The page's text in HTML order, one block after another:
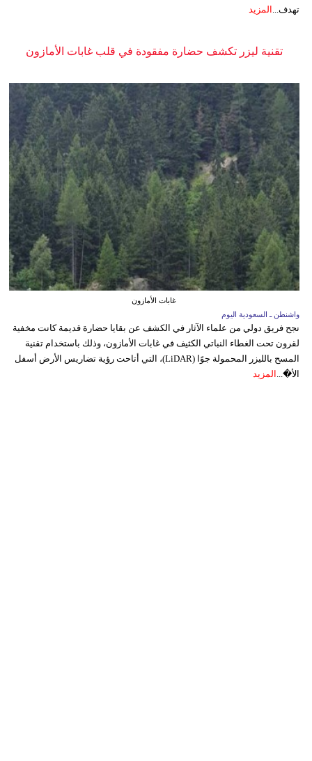
تهدف...
المزيد
تقنية ليزر تكشف حضارة مفقودة في قلب غابات الأمازون
غابات الأمازون
واشنطن ـ السعودية اليوم
نجح فريق دولي من علماء الآثار في الكشف عن بقايا حضارة قديمة كانت مخفية
لقرون تحت الغطاء النباتي الكثيف في غابات الأمازون، وذلك باستخدام تقنية
المسح بالليزر المحمولة جوًا (LiDAR)، التي أتاحت رؤية تضاريس الأرض أسفل
الأ�... المزيد